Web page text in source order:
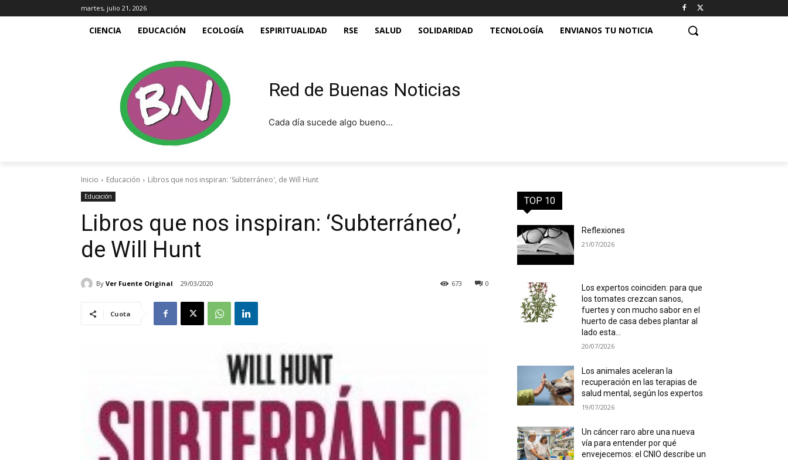
martes, julio 21, 2026
CIENCIA EDUCACIÓN ECOLOGÍA ESPIRITUALIDAD RSE SALUD SOLIDARIDAD TECNOLOGÍA ENVIANOS TU NOTICIA
Red de Buenas Noticias
Cada día sucede algo bueno...
Inicio Educación Libros que nos inspiran: 'Subterráneo', de Will Hunt
Educación
Libros que nos inspiran: ‘Subterráneo’,
de Will Hunt
By Ver Fuente Original 29/03/2020 0
673
Cuota
TOP 10
Reflexiones
21/07/2026
Los expertos coinciden: para que
los tomates crezcan sanos,
fuertes y con mucho sabor en el
huerto de casa debes plantar al
lado esta...
20/07/2026
Los animales aceleran la
recuperación en las terapias de
salud mental, según los expertos
19/07/2026
Un cáncer raro abre una nueva
vía para entender por qué
envejecemos: el CNIO describe un